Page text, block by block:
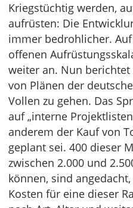
Kriegstüchtig werden,
aufrüsten: Die
immer bedrohlicher.
offenen
weiter an. Nun berichtet
von Plänen der
Vollen zu gehen. Das
auf „interne
anderem der Kauf von
geplant sei. 400 dieser
zwischen 2.000 und
können, sind
Kosten für eine dieser